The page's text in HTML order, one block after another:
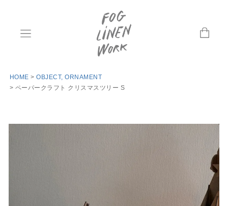
HOME
OBJECT, ORNAMENT
ペーパークラフト クリスマスツリー S